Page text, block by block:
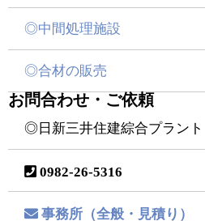
◎中間処理施設
◎合材の販売
お問合わせ・ご依頼
◎日新三井住建綜合プラント
0982-26-5316
事務所（全般・見積り）